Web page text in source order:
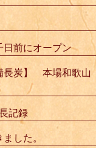
日前にオープン
長炭】 本場和歌山
記録
した。